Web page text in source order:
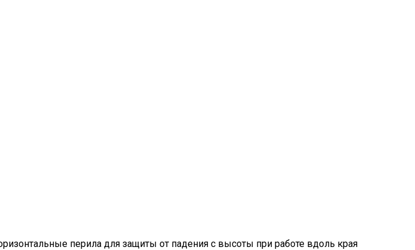
перила для защиты от падения с высоты при работе вдоль края